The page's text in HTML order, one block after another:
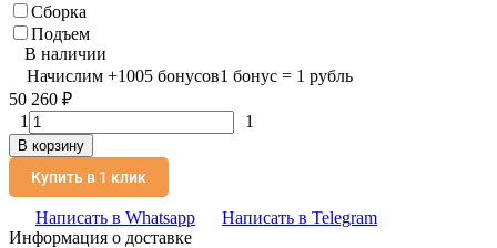
Сборка
Подъем
В наличии
Начислим +1005 бонусов1 бонус = 1 рубль
50 260 ₽
1
1
В корзину
Купить в 1 клик
Написать в Whatsapp
Написать в Telegram
Информация о доставке